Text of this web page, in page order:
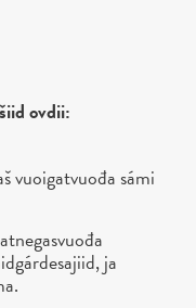
ovdii:
vuoigatvuođa sámi
ja